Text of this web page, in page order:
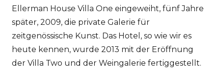
Ellerman House Villa One eingeweiht, fünf Jahre
später, 2009, die private Galerie für
zeitgenössische Kunst. Das Hotel, so wie wir es
heute kennen, wurde 2013 mit der Eröffnung
der Villa Two und der Weingalerie fertiggestellt.